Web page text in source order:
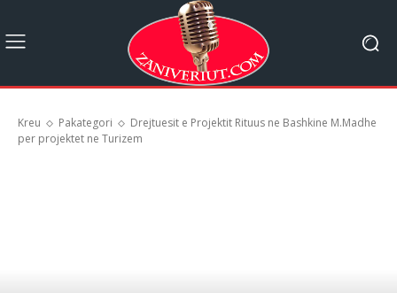
Kreu Pakategori
Drejtuesit e Projektit Rituus ne Bashkine M.Madhe
per projektet ne Turizem